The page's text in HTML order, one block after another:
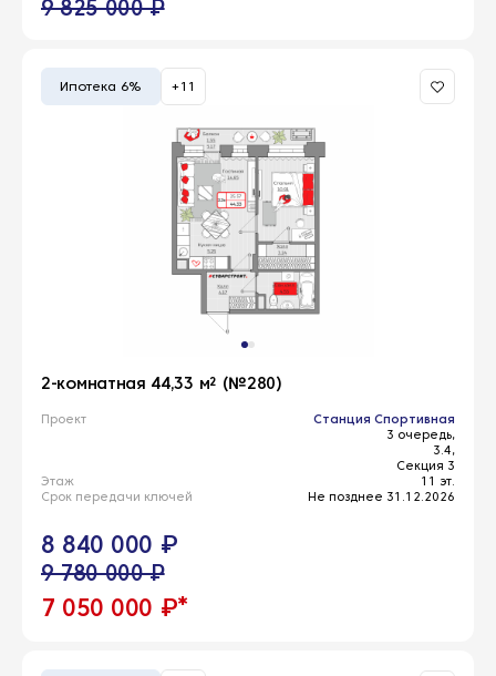
9 825 000 ₽
Ипотека 6% +11
2-комнатная 44,33 м² (№280)
Проект
Станция Спортивная
3 очередь,
3.4,
Секция 3
Этаж
11 эт.
Срок передачи ключей
Не позднее 31.12.2026
8 840 000 ₽
9 780 000 ₽
7 050 000 ₽*